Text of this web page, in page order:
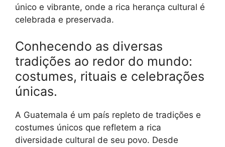
único e vibrante, onde a rica herança cultural é
celebrada e preservada.
Conhecendo as diversas
tradições ao redor do mundo:
costumes, rituais e celebrações
únicas.
A Guatemala é um país repleto de tradições e
costumes únicos que refletem a rica
diversidade cultural de seu povo. Desde